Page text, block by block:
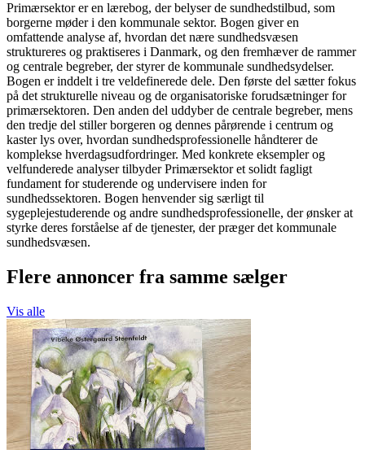
Primærsektor er en lærebog, der belyser de sundhedstilbud, som
borgerne møder i den kommunale sektor. Bogen giver en
omfattende analyse af, hvordan det nære sundhedsvæsen
struktureres og praktiseres i Danmark, og den fremhæver de rammer
og centrale begreber, der styrer de kommunale sundhedsydelser.
Bogen er inddelt i tre veldefinerede dele. Den første del sætter fokus
på det strukturelle niveau og de organisatoriske forudsætninger for
primærsektoren. Den anden del uddyber de centrale begreber, mens
den tredje del stiller borgeren og dennes pårørende i centrum og
kaster lys over, hvordan sundhedsprofessionelle håndterer de
komplekse hverdagsudfordringer. Med konkrete eksempler og
velfunderede analyser tilbyder Primærsektor et solidt fagligt
fundament for studerende og undervisere inden for
sundhedssektoren. Bogen henvender sig særligt til
sygeplejestuderende og andre sundhedsprofessionelle, der ønsker at
styrke deres forståelse af de tjenester, der præger det kommunale
sundhedsvæsen.
Flere annoncer fra samme sælger
Vis alle